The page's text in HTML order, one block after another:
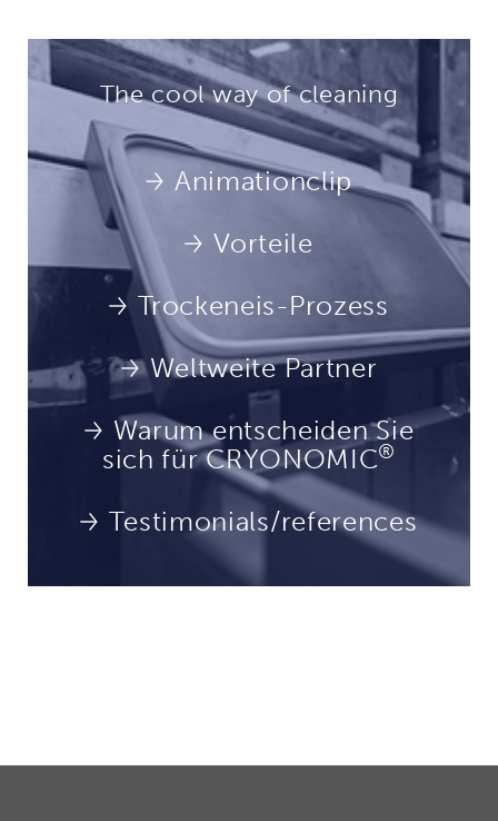
The cool way of cleaning
Animationclip
Vorteile
Trockeneis-Prozess
Weltweite Partner
Warum entscheiden Sie
sich für CRYONOMIC®
Testimonials/references